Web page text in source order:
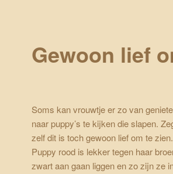
Gewoon lief
Soms kan vrouwtje er zo van
naar puppy’s te kijken die slapen.
zelf dit is toch gewoon lief om te zien.
Puppy rood is lekker tegen haar
zwart aan gaan liggen en zo zijn ze